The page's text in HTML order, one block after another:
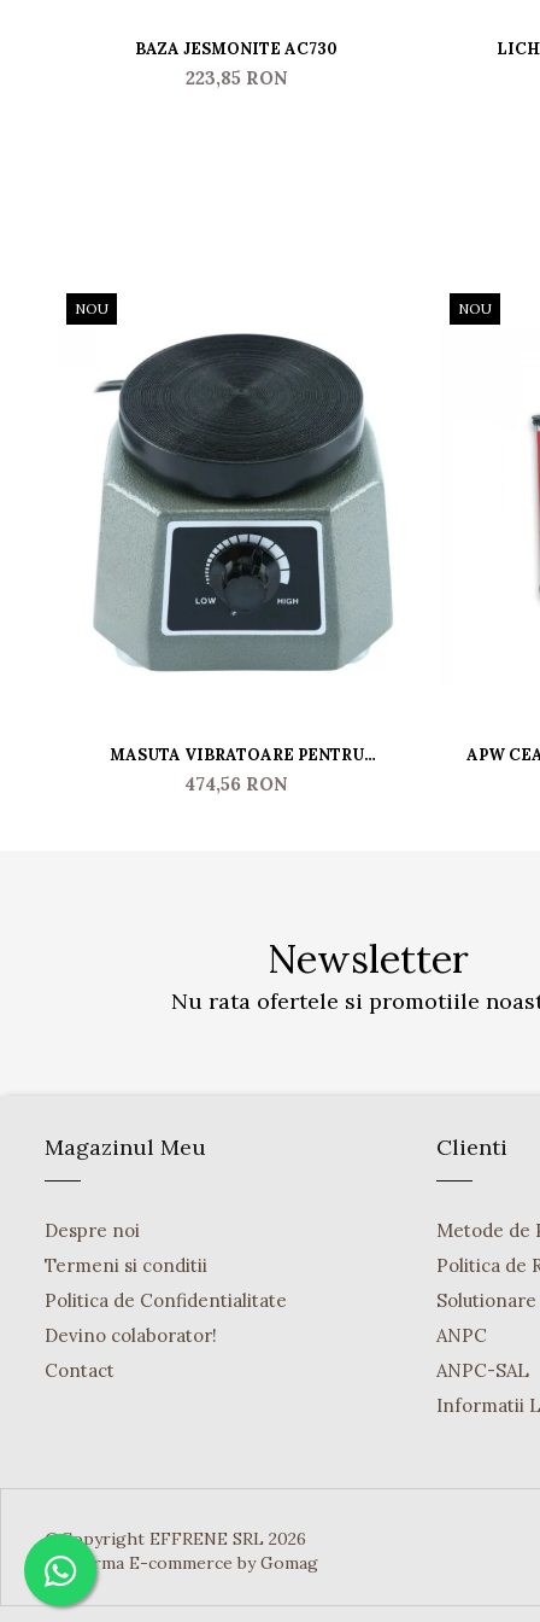
BAZA JESMONITE AC730
223,85 RON
NOU
MASUTA VIBRATOARE PENTRU
ELIMINAREA BULELOR DE AER JESMONITE
474,56 RON
NOU
APW
Newsletter
Nu rata ofertele si promotiile
Magazinul Meu
Despre noi
Termeni si conditii
Politica de Confidentialitate
Devino colaborator!
Contact
Clienti
Metode de
Politica de
ANPC
ANPC-SAL
Informatii
©Copyright EFFRENE SRL 2026
Platforma E-commerce by Gomag